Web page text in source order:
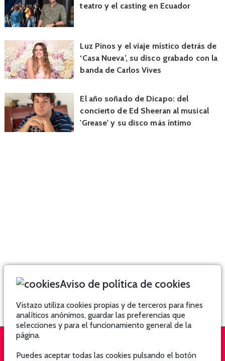
teatro y el casting en Ecuador
Luz Pinos y el viaje místico detrás de
‘Casa Nueva’, su disco grabado con la
banda de Carlos Vives
El año soñado de Dicapo: del
concierto de Ed Sheeran al musical
'Grease' y su disco más íntimo
Aviso de política de cookies
Vistazo utiliza cookies propias y de terceros para fines
analíticos anónimos, guardar las preferencias que
selecciones y para el funcionamiento general de la
página.
Puedes aceptar todas las cookies pulsando el botón